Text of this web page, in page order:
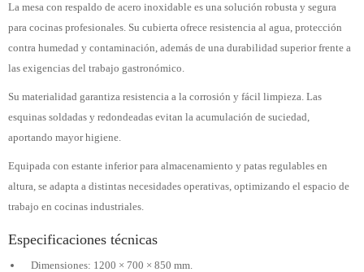
La mesa con respaldo de acero inoxidable es una solución robusta y segura
para cocinas profesionales. Su cubierta ofrece resistencia al agua, protección
contra humedad y contaminación, además de una durabilidad superior frente a
las exigencias del trabajo gastronómico.
Su materialidad garantiza resistencia a la corrosión y fácil limpieza. Las
esquinas soldadas y redondeadas evitan la acumulación de suciedad,
aportando mayor higiene.
Equipada con estante inferior para almacenamiento y patas regulables en
altura, se adapta a distintas necesidades operativas, optimizando el espacio de
trabajo en cocinas industriales.
Especificaciones técnicas
Dimensiones: 1200 × 700 × 850 mm.